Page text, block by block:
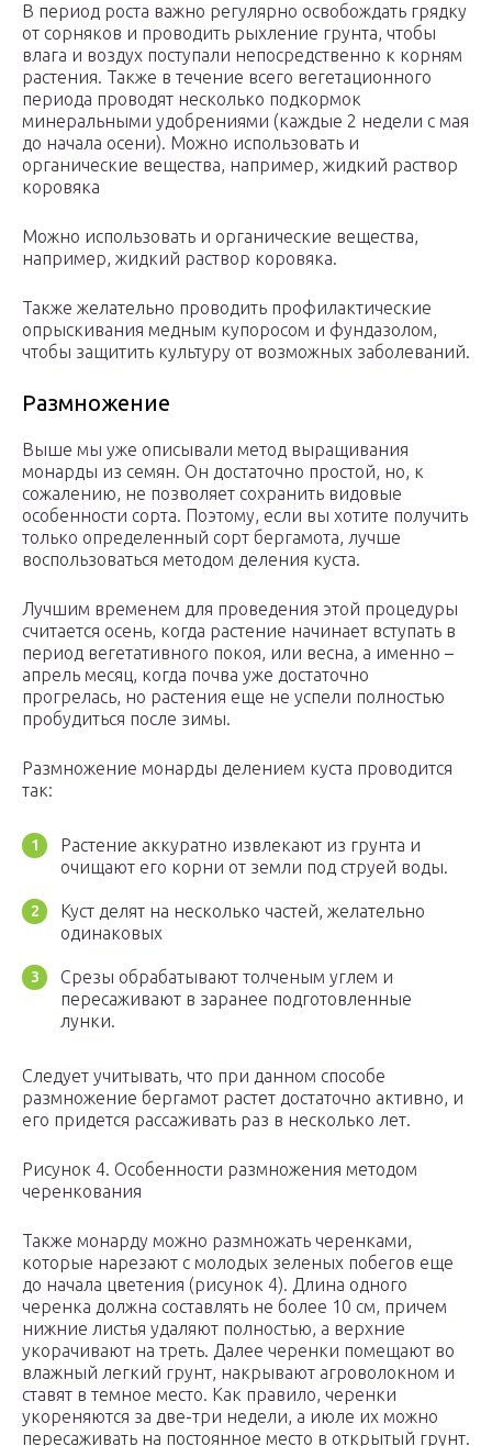
В период роста важно регулярно освобождать грядку
от сорняков и проводить рыхление грунта, чтобы
влага и воздух поступали непосредственно к корням
растения. Также в течение всего вегетационного
периода проводят несколько подкормок
минеральными удобрениями (каждые 2 недели с мая
до начала осени). Можно использовать и
органические вещества, например, жидкий раствор
коровяка
Можно использовать и органические вещества,
например, жидкий раствор коровяка.
Также желательно проводить профилактические
опрыскивания медным купоросом и фундазолом,
чтобы защитить культуру от возможных заболеваний.
Размножение
Выше мы уже описывали метод выращивания
монарды из семян. Он достаточно простой, но, к
сожалению, не позволяет сохранить видовые
особенности сорта. Поэтому, если вы хотите получить
только определенный сорт бергамота, лучше
воспользоваться методом деления куста.
Лучшим временем для проведения этой процедуры
считается осень, когда растение начинает вступать в
период вегетативного покоя, или весна, а именно –
апрель месяц, когда почва уже достаточно
прогрелась, но растения еще не успели полностью
пробудиться после зимы.
Размножение монарды делением куста проводится
так:
Растение аккуратно извлекают из грунта и
очищают его корни от земли под струей воды.
Куст делят на несколько частей, желательно
одинаковых
Срезы обрабатывают толченым углем и
пересаживают в заранее подготовленные
лунки.
Следует учитывать, что при данном способе
размножение бергамот растет достаточно активно, и
его придется рассаживать раз в несколько лет.
Рисунок 4. Особенности размножения методом
черенкования
Также монарду можно размножать черенками,
которые нарезают с молодых зеленых побегов еще
до начала цветения (рисунок 4). Длина одного
черенка должна составлять не более 10 см, причем
нижние листья удаляют полностью, а верхние
укорачивают на треть. Далее черенки помещают во
влажный легкий грунт, накрывают агроволокном и
ставят в темное место. Как правило, черенки
укореняются за две-три недели, а июле их можно
пересаживать на постоянное место в открытый грунт.